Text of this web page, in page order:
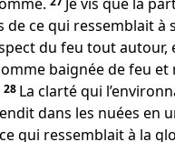
de ce qui ressemblait à
du feu tout autour,
baignée de feu
28 La clarté qui
dans les nuées en
qui ressemblait à la